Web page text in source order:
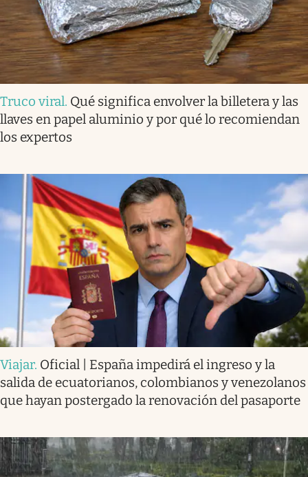
Truco viral. Qué significa envolver la billetera y las
llaves en papel aluminio y por qué lo recomiendan
los expertos
Viajar. Oficial | España impedirá el ingreso y la
salida de ecuatorianos, colombianos y venezolanos
que hayan postergado la renovación del pasaporte